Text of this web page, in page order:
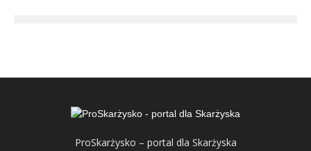
ProSkarżysko – portal dla Skarżyska